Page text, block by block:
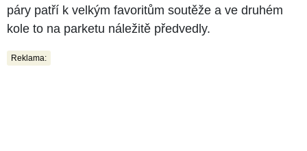
páry patří k velkým favoritům soutěže a ve druhém
kole to na parketu náležitě předvedly.
Reklama: